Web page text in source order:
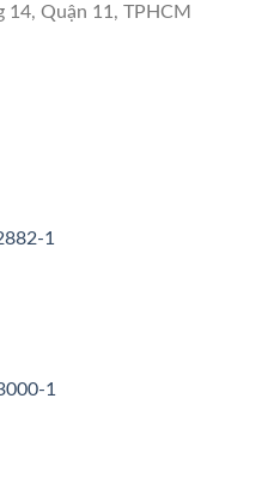
14, Quận 11, TPHCM
1
1